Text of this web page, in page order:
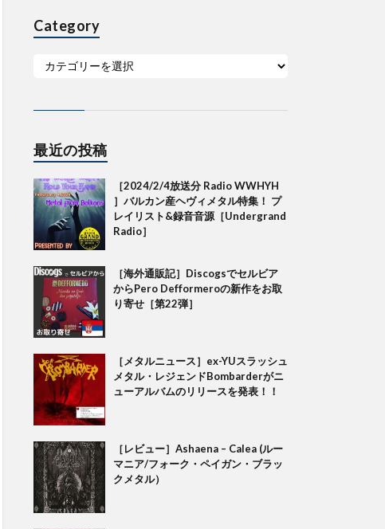
Category
最近の投稿
［2024/2/4放送分 Radio WWHYH
］バルカン産ヘヴィメタル特集！ プ
レイリスト&録音音源［Undergrand
Radio］
［海外通販記］Discogsでセルビア
からPero Defformeroの新作をお取
り寄せ［第22弾］
［メタルニュース］ex-YUスラッシュ
メタル・レジェンドBombarderがニ
ューアルバムのリリースを発表！！
［レビュー］Ashaena – Calea (ルー
マニア/フォーク・ペイガン・ブラッ
クメタル）